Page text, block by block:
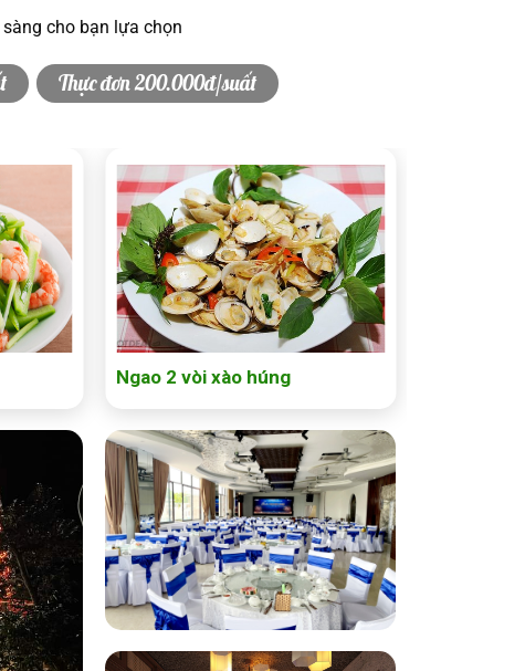
cho bạn lựa chọn
Thực đơn 200.000đ/suất
Ngao 2 vòi xào húng